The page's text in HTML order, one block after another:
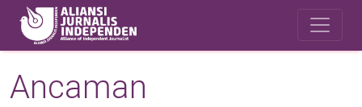
Skip to main content
Ancaman